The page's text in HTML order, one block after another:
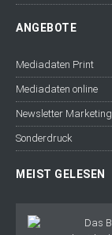
ANGEBOTE
Mediadaten Print
Mediadaten online
Newsletter Marketing
Sonderdruck
MEIST GELESEN